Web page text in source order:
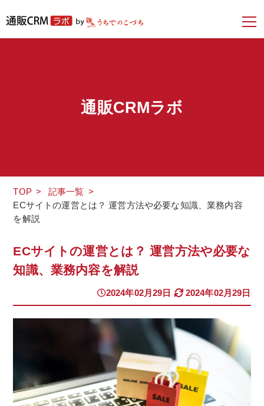
通販CRMラボ
TOP > 記事一覧 >
ECサイトの運営とは？ 運営方法や必要な知識、業務内容
を解説
ECサイトの運営とは？ 運営方法や必要な
知識、業務内容を解説
2024年02月29日 2024年02月29日